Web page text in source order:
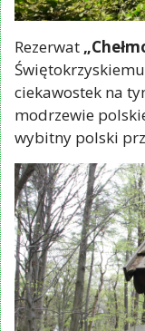
Rezerwat
ciekawostek na
modrzewie
wybitny polski